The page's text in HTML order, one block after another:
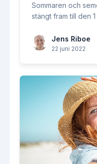
Sommaren och
stängt fram till den 1
Jens Riboe
22 juni 2022